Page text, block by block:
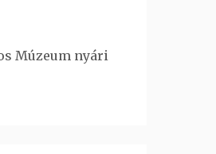
Múzeum nyári